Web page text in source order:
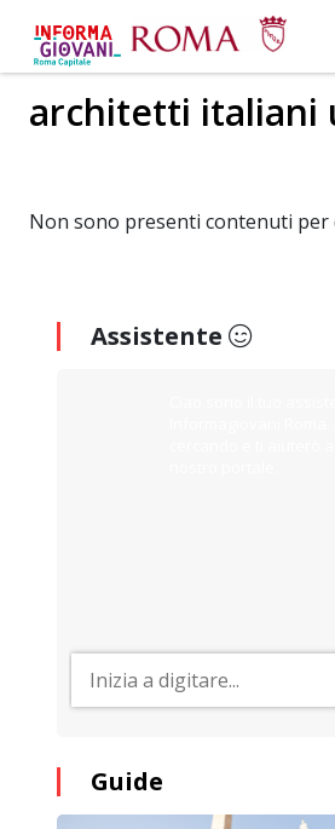
architetti italiani
Non sono presenti contenuti
Assistente
Guide